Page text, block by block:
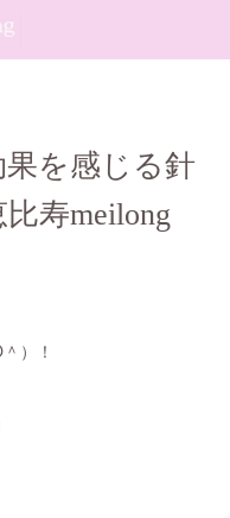
果を感じる針
寿meilong
）！